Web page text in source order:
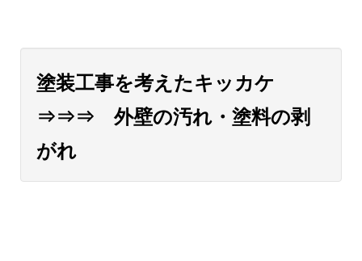
塗装工事を考えたキッカケ
⇒⇒⇒ 外壁の汚れ・塗料の剥
がれ